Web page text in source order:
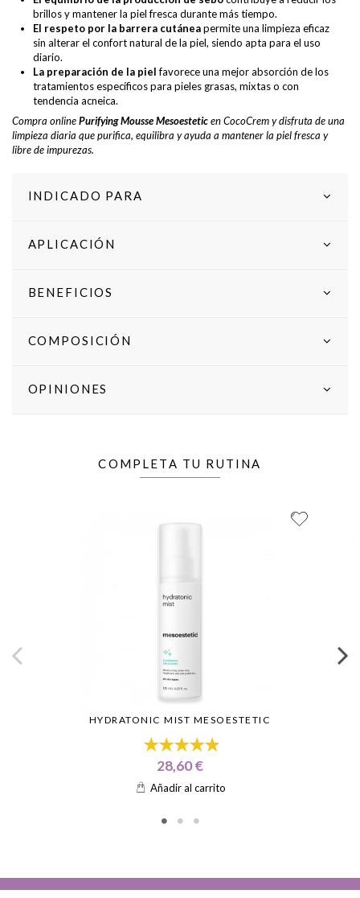
brillos y mantener la piel fresca durante más tiempo.
El respeto por la barrera cutáneapermite una limpieza eficaz
sin alterar el confort natural de la piel, siendo apta para el uso
diario.
La preparación de la pielfavorece una mejor absorción de los
tratamientos específicos para pieles grasas, mixtas o con
tendencia acneica.
Compra onlinePurifying Mousse Mesoesteticen CocoCrem y disfruta de una
limpieza diaria que purifica, equilibra y ayuda a mantener la piel fresca y
libre de impurezas.
INDICADO PARA
APLICACIÓN
BENEFICIOS
COMPOSICIÓN
OPINIONES
COMPLETA TU RUTINA
HYDRATONIC MIST MESOESTETIC
28,60 €
Añadir al carrito